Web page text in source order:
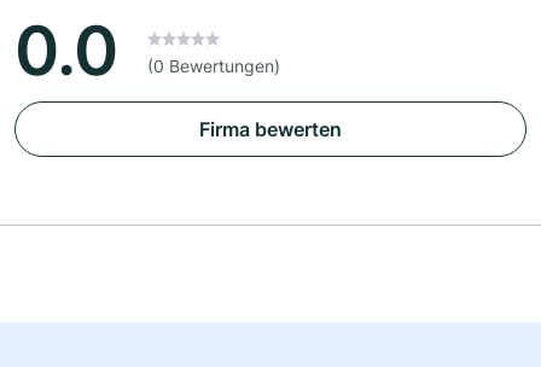
0.0 (0 Bewertungen)
Firma bewerten